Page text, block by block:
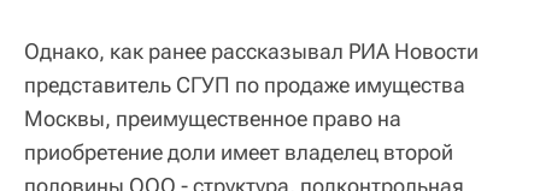
Однако, как ранее рассказывал РИА Новости
представитель СГУП по продаже имущества
Москвы, преимущественное право на
приобретение доли имеет владелец второй
половины ООО - структура, подконтрольная